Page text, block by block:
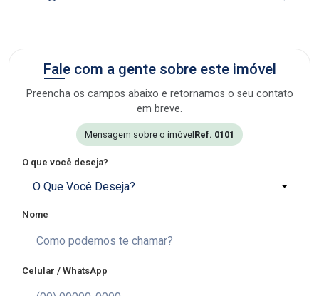
Fale com a gente sobre este imóvel
Preencha os campos abaixo e retornamos o seu contato
em breve.
Mensagem sobre o imóvelRef. 0101
O que você deseja?
O Que Você Deseja?
Nome
Celular / WhatsApp